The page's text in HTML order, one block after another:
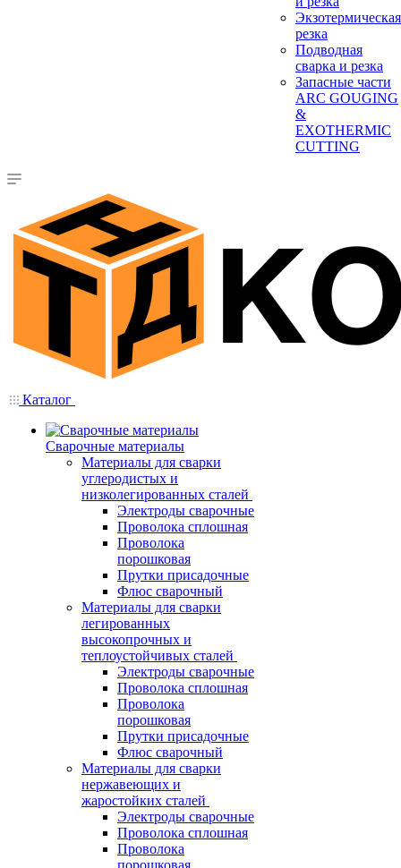
Экзотермическая
резка
Подводная
сварка и резка
Запасные части
ARC GOUGING
&
EXOTHERMIC
CUTTING
Каталог
Сварочные материалы
Материалы для сварки
углеродистых и
низколегированных сталей
Электроды сварочные
Проволока сплошная
Проволока
порошковая
Прутки присадочные
Флюс сварочный
Материалы для сварки
легированных
высокопрочных и
теплоустойчивых сталей
Электроды сварочные
Проволока сплошная
Проволока
порошковая
Прутки присадочные
Флюс сварочный
Материалы для сварки
нержавеющих и
жаростойких сталей
Электроды сварочные
Проволока сплошная
Проволока
порошковая